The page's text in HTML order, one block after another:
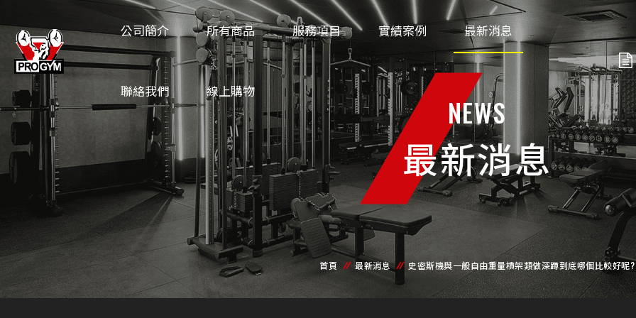
公司簡介 所有商品 服務項目 實績案例 最新消息
聯絡我們 線上購物
NEWS
最新消息
首頁 最新消息 史密斯機與一般自由重量槓架類做深蹲到底哪個比較好呢?